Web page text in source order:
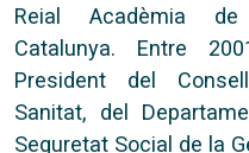
Reial Acadèmia
Catalunya. Entre
President del
Sanitat, del
Seguretat Social de la